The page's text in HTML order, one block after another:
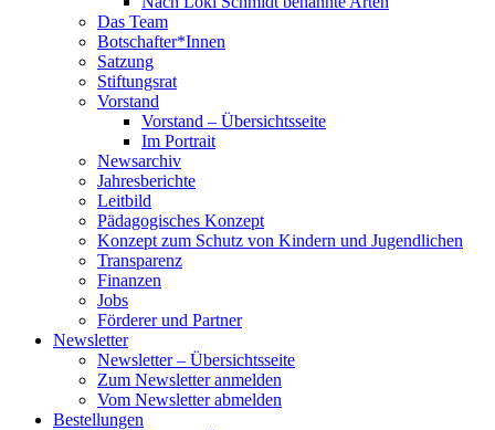
Das Team
Botschafter*Innen
Satzung
Stiftungsrat
Vorstand
Vorstand – Übersichtsseite
Im Portrait
Newsarchiv
Jahresberichte
Leitbild
Pädagogisches Konzept
Konzept zum Schutz von Kindern und Jugendlichen
Transparenz
Finanzen
Jobs
Förderer und Partner
Newsletter
Newsletter – Übersichtsseite
Zum Newsletter anmelden
Vom Newsletter abmelden
Bestellungen